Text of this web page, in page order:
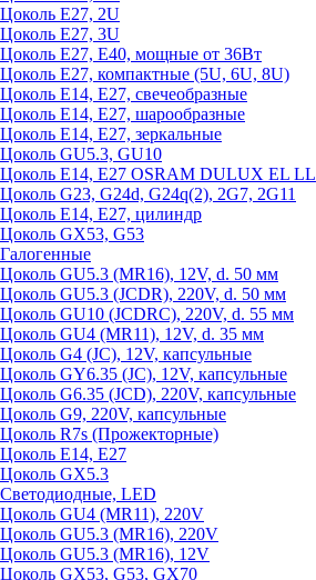
Цоколь Е27, 2U
Цоколь Е27, 3U
Цоколь Е27, Е40, мощные от 36Вт
Цоколь Е27, компактные (5U, 6U, 8U)
Цоколь Е14, Е27, свечеобразные
Цоколь Е14, Е27, шарообразные
Цоколь Е14, Е27, зеркальные
Цоколь GU5.3, GU10
Цоколь Е14, Е27 OSRAM DULUX EL LL
Цоколь G23, G24d, G24q(2), 2G7, 2G11
Цоколь Е14, Е27, цилиндр
Цоколь GX53, G53
Галогенные
Цоколь GU5.3 (MR16), 12V, d. 50 мм
Цоколь GU5.3 (JCDR), 220V, d. 50 мм
Цоколь GU10 (JCDRC), 220V, d. 55 мм
Цоколь GU4 (MR11), 12V, d. 35 мм
Цоколь G4 (JC), 12V, капсульные
Цоколь GY6.35 (JC), 12V, капсульные
Цоколь G6.35 (JCD), 220V, капсульные
Цоколь G9, 220V, капсульные
Цоколь R7s (Прожекторные)
Цоколь E14, E27
Цоколь GX5.3
Светодиодные, LED
Цоколь GU4 (MR11), 220V
Цоколь GU5.3 (MR16), 220V
Цоколь GU5.3 (MR16), 12V
Цоколь GX53, G53, GX70